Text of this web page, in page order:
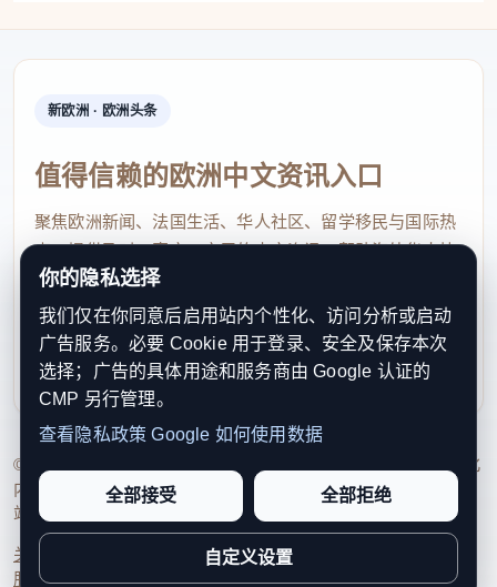
深入走访、交流，通过海外华文媒体平台传播月港文
化。
启动仪式后，中国驻菲律宾大使井泉(左)等嘉宾们共
同观看了“人这一辈子 一定要去一趟漳州”主题图片
展。记者 张兴龙 摄
启动仪式后，嘉宾们共同观看了“田园都市 文化
名城——人这一辈子 一定要去一趟漳州”主题图片
展。展览通过“海洋蓝”“生态绿”“土楼韵”“古城风”“闽南
红”等篇章，展现了漳州丰富的文旅资源与独特魅力，
漳州片仔癀也借助活动“出海”展示相关系列产品，展
示中国中医药文化魅力。当天活动结束后，主题图片
展将继续在菲律宾漳州总商会展出。(完)
新欧洲 · 欧洲头条
值得信赖的欧洲中文资讯入口
聚焦欧洲新闻、法国生活、华人社区、留学移民与国际热
点，提供及时、真实、实用的中文资讯，帮助海外华人快
速了解欧洲动态。
contact@xinouzhou.com
服务支持、版权与合作：工作日优先处理站务、投稿与权
利通知
© 2026 新欧洲·欧洲头条. All Rights Reserved. 本网站持续优化
内容透明度、联系方式与用户权利说明，以提升品牌信任感和
站点完整度。
关于我们 编辑规范日期归档隐私政策
服务条款联系我们
你的隐私选择
我们仅在你同意后启用站内个性化、访问分析或启动
广告服务。必要 Cookie 用于登录、安全及保存本次
选择；广告的具体用途和服务商由 Google 认证的
CMP 另行管理。
查看隐私政策 Google 如何使用数据
全部接受 全部拒绝
自定义设置